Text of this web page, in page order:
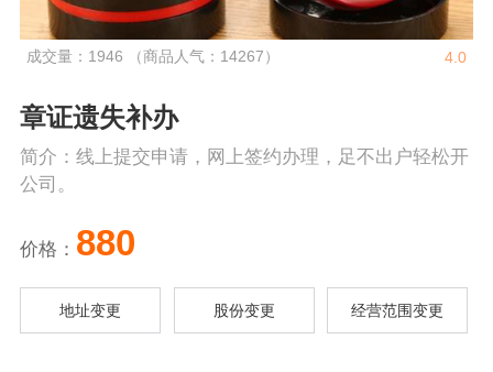
成交量：1946 （商品人气：14267） 4.0
章证遗失补办
简介：线上提交申请，网上签约办理，足不出户轻松开
公司。
价格： 880
地址变更 股份变更 经营范围变更